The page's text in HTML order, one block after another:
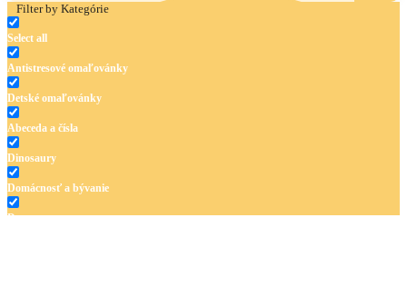
Filter by Kategórie
Select all
Antistresové omaľovánky
Detské omaľovánky
Abeceda a čísla
Dinosaury
Domácnosť a bývanie
Doprava